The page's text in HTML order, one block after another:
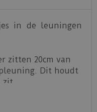
in de leuningen
zitten 20cm van
Dit houdt
2 houders
evenredig